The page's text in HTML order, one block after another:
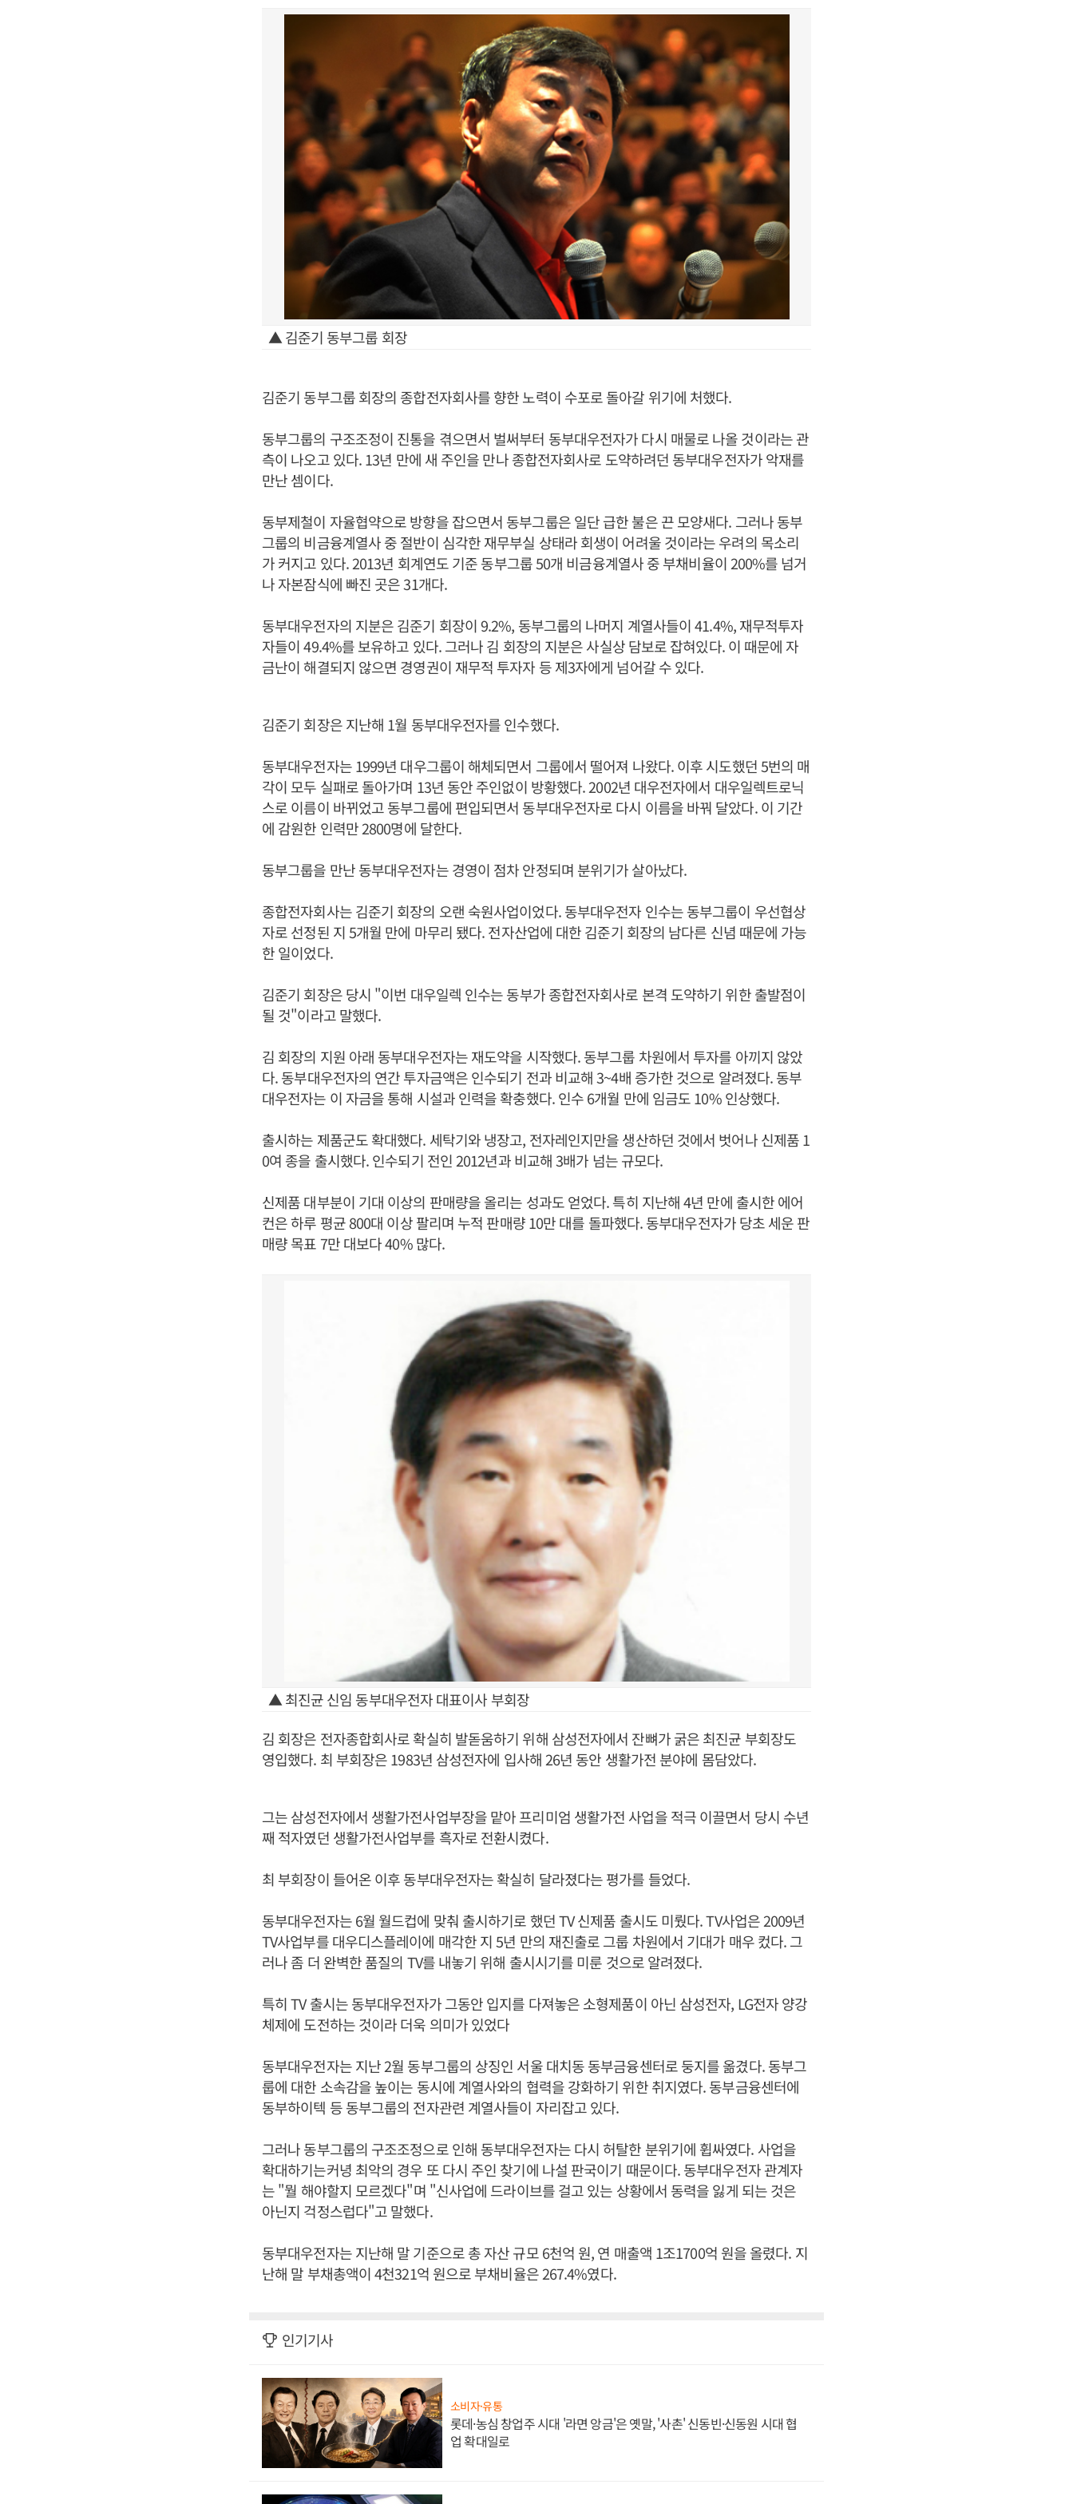
▲ 김준기 동부그룹 회장
김준기 동부그룹 회장의 종합전자회사를 향한 노력이 수포로 돌아갈 위기에 처했다.
동부그룹의 구조조정이 진통을 겪으면서 벌써부터 동부대우전자가 다시 매물로 나올 것이라는 관
측이 나오고 있다. 13년 만에 새 주인을 만나 종합전자회사로 도약하려던 동부대우전자가 악재를
만난 셈이다.
동부제철이 자율협약으로 방향을 잡으면서 동부그룹은 일단 급한 불은 끈 모양새다. 그러나 동부
그룹의 비금융계열사 중 절반이 심각한 재무부실 상태라 회생이 어려울 것이라는 우려의 목소리
가 커지고 있다. 2013년 회계연도 기준 동부그룹 50개 비금융계열사 중 부채비율이 200%를 넘거
나 자본잠식에 빠진 곳은 31개다.
동부대우전자의 지분은 김준기 회장이 9.2%, 동부그룹의 나머지 계열사들이 41.4%, 재무적투자
자들이 49.4%를 보유하고 있다. 그러나 김 회장의 지분은 사실상 담보로 잡혀있다. 이 때문에 자
금난이 해결되지 않으면 경영권이 재무적 투자자 등 제3자에게 넘어갈 수 있다.
김준기 회장은 지난해 1월 동부대우전자를 인수했다.
동부대우전자는 1999년 대우그룹이 해체되면서 그룹에서 떨어져 나왔다. 이후 시도했던 5번의 매
각이 모두 실패로 돌아가며 13년 동안 주인없이 방황했다. 2002년 대우전자에서 대우일렉트로닉
스로 이름이 바뀌었고 동부그룹에 편입되면서 동부대우전자로 다시 이름을 바꿔 달았다. 이 기간
에 감원한 인력만 2800명에 달한다.
동부그룹을 만난 동부대우전자는 경영이 점차 안정되며 분위기가 살아났다.
종합전자회사는 김준기 회장의 오랜 숙원사업이었다. 동부대우전자 인수는 동부그룹이 우선협상
자로 선정된 지 5개월 만에 마무리 됐다. 전자산업에 대한 김준기 회장의 남다른 신념 때문에 가능
한 일이었다.
김준기 회장은 당시 "이번 대우일렉 인수는 동부가 종합전자회사로 본격 도약하기 위한 출발점이
될 것"이라고 말했다.
김 회장의 지원 아래 동부대우전자는 재도약을 시작했다. 동부그룹 차원에서 투자를 아끼지 않았
다. 동부대우전자의 연간 투자금액은 인수되기 전과 비교해 3~4배 증가한 것으로 알려졌다. 동부
대우전자는 이 자금을 통해 시설과 인력을 확충했다. 인수 6개월 만에 임금도 10% 인상했다.
출시하는 제품군도 확대했다. 세탁기와 냉장고, 전자레인지만을 생산하던 것에서 벗어나 신제품 1
0여 종을 출시했다. 인수되기 전인 2012년과 비교해 3배가 넘는 규모다.
신제품 대부분이 기대 이상의 판매량을 올리는 성과도 얻었다. 특히 지난해 4년 만에 출시한 에어
컨은 하루 평균 800대 이상 팔리며 누적 판매량 10만 대를 돌파했다. 동부대우전자가 당초 세운 판
매량 목표 7만 대보다 40% 많다.
▲ 최진균 신임 동부대우전자 대표이사 부회장
김 회장은 전자종합회사로 확실히 발돋움하기 위해 삼성전자에서 잔뼈가 굵은 최진균 부회장도
영입했다. 최 부회장은 1983년 삼성전자에 입사해 26년 동안 생활가전 분야에 몸담았다.
그는 삼성전자에서 생활가전사업부장을 맡아 프리미엄 생활가전 사업을 적극 이끌면서 당시 수년
째 적자였던 생활가전사업부를 흑자로 전환시켰다.
최 부회장이 들어온 이후 동부대우전자는 확실히 달라졌다는 평가를 들었다.
동부대우전자는 6월 월드컵에 맞춰 출시하기로 했던 TV 신제품 출시도 미뤘다. TV사업은 2009년
TV사업부를 대우디스플레이에 매각한 지 5년 만의 재진출로 그룹 차원에서 기대가 매우 컸다. 그
러나 좀 더 완벽한 품질의 TV를 내놓기 위해 출시시기를 미룬 것으로 알려졌다.
특히 TV 출시는 동부대우전자가 그동안 입지를 다져놓은 소형제품이 아닌 삼성전자, LG전자 양강
체제에 도전하는 것이라 더욱 의미가 있었다
동부대우전자는 지난 2월 동부그룹의 상징인 서울 대치동 동부금융센터로 둥지를 옮겼다. 동부그
룹에 대한 소속감을 높이는 동시에 계열사와의 협력을 강화하기 위한 취지였다. 동부금융센터에
동부하이텍 등 동부그룹의 전자관련 계열사들이 자리잡고 있다.
그러나 동부그룹의 구조조정으로 인해 동부대우전자는 다시 허탈한 분위기에 휩싸였다. 사업을
확대하기는커녕 최악의 경우 또 다시 주인 찾기에 나설 판국이기 때문이다. 동부대우전자 관계자
는 "뭘 해야할지 모르겠다"며 "신사업에 드라이브를 걸고 있는 상황에서 동력을 잃게 되는 것은
아닌지 걱정스럽다"고 말했다.
동부대우전자는 지난해 말 기준으로 총 자산 규모 6천억 원, 연 매출액 1조1700억 원을 올렸다. 지
난해 말 부채총액이 4천321억 원으로 부채비율은 267.4%였다.
인기기사
소비자·유통
롯데·농심 창업주 시대 '라면 앙금'은 옛말, '사촌' 신동빈·신동원 시대 협
업 확대일로